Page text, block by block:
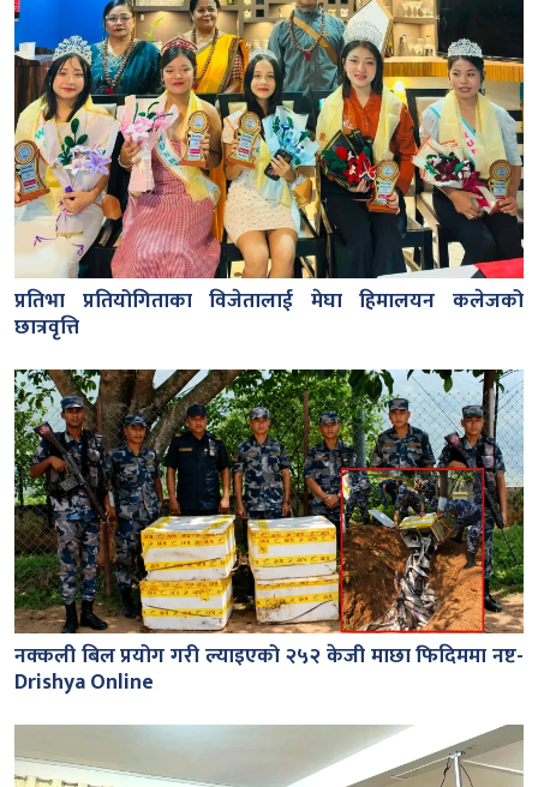
प्रतिभा प्रतियोगिताका विजेतालाई मेघा हिमालयन कलेजको
छात्रवृत्ति
नक्कली बिल प्रयोग गरी ल्याइएको २५२ केजी माछा फिदिममा नष्ट-
Drishya Online